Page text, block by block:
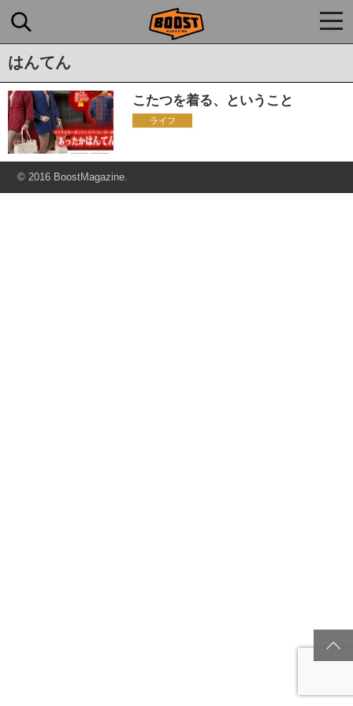
はんてん
こたつを着る、ということ
ライフ
© 2016 BoostMagazine.